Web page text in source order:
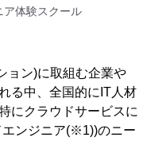
ア体験スクール
ョン)に取組む企業や
る中、全国的にIT人材
にクラウドサービスに
ンジニア(※1))のニー